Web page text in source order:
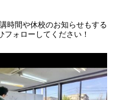
時間や休校のお知らせもする
ォローしてください！